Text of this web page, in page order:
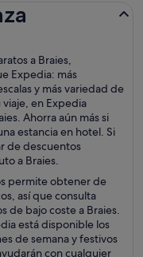
a Braies,
Expedia: más
y más variedad de
en Expedia
Ahorra aún más si
estancia en hotel. Si
de descuentos
a Braies.
permite obtener de
así que consulta
de bajo coste a Braies.
está disponible los
de semana y festivos
con cualquier